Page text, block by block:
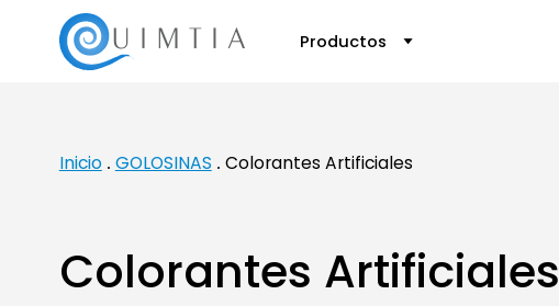
Productos
Inicio
GOLOSINAS Colorantes Artificiales
Colorantes Artificiales